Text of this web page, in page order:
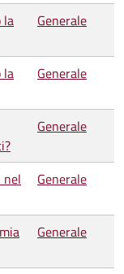
la
Generale
la
Generale
Generale
nel
Generale
Generale